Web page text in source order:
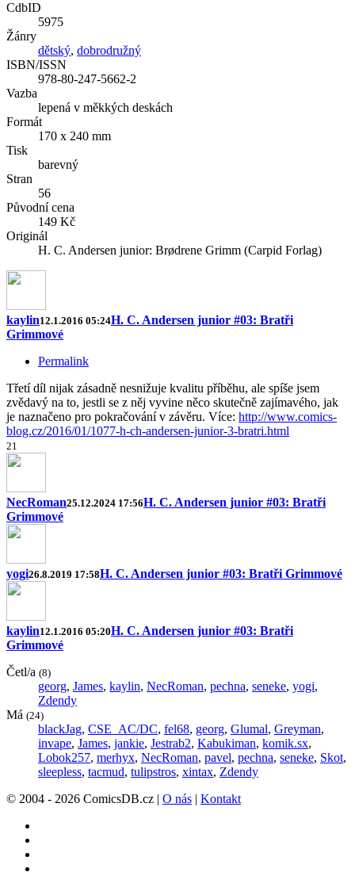
CdbID
5975
Žánry
dětský, dobrodružný
ISBN/ISSN
978-80-247-5662-2
Vazba
lepená v měkkých deskách
Formát
170 x 240 mm
Tisk
barevný
Stran
56
Původní cena
149 Kč
Originál
H. C. Andersen junior: Brødrene Grimm (Carpid Forlag)
kaylin12.1.2016 05:24H. C. Andersen junior #03: Bratři
Grimmové
Permalink
Třetí díl nijak zásadně nesnižuje kvalitu příběhu, ale spíše jsem
zvědavý na to, jestli se z něj vyvine něco skutečně zajímavého, jak
je naznačeno pro pokračování v závěru. Více: http://www.comics-
blog.cz/2016/01/1077-h-ch-andersen-junior-3-bratri.html
21
NecRoman25.12.2024 17:56H. C. Andersen junior #03: Bratři
Grimmové
yogi26.8.2019 17:58H. C. Andersen junior #03: Bratři Grimmové
kaylin12.1.2016 05:20H. C. Andersen junior #03: Bratři
Grimmové
Četl/a (8)
georg, James, kaylin, NecRoman, pechna, seneke, yogi,
Zdendy
Má (24)
blackJag, CSE_AC/DC, fel68, georg, Glumal, Greyman,
invape, James, jankie, Jestrab2, Kabukiman, komik.sx,
Lobok257, merhyx, NecRoman, pavel, pechna, seneke, Skot,
sleepless, tacmud, tulipstros, xintax, Zdendy
© 2004 - 2026 ComicsDB.cz | O nás | Kontakt